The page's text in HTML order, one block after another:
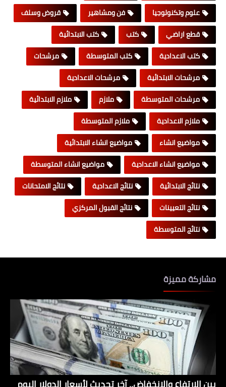
علوم وتكنولوجيا
فن ومشاهير
قروض وسلف
قطع اراضي
كتب
كتب الابتدائية
كتب الاعدادية
كتب المتوسطة
مرشحات
مرشحات الابتدائية
مرشحات الاعدادية
مرشحات المتوسطة
ملازم
ملازم الابتدائية
ملازم الاعدادية
ملازم المتوسطة
مواضيع انشاء
مواضيع انشاء الابتدائية
مواضيع انشاء الاعدادية
مواضيع انشاء المتوسطة
نتائج الابتدائية
نتائج الاعدادية
نتائج الامتحانات
نتائج التعيينات
نتائج القبول المركزي
نتائج المتوسطة
مشاركة مميزة